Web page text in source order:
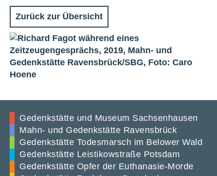
Zurück zur Übersicht
Gedenkstätte und Museum Sachsenhausen
Mahn- und Gedenkstätte Ravensbrück
Gedenkstätte Todesmarsch im Belower Wald
Gedenkstätte Leistikowstraße Potsdam
Gedenkstätte Opfer der Euthanasie-Morde